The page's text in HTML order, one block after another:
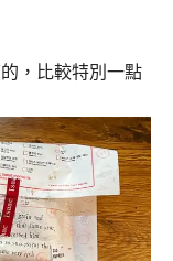
，比較特別一點